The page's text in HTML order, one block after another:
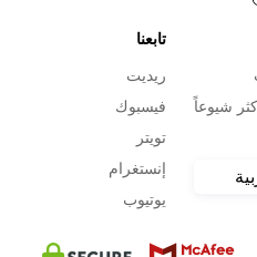
شيوعاً
تابعنا
ريديت
فيسبوك
تويتر
إنستغرام
يوتيوب